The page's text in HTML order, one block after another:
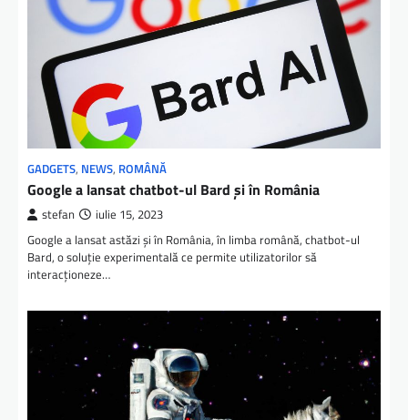
GADGETS, NEWS, ROMÂNĂ
Google a lansat chatbot-ul Bard și în România
stefan iulie 15, 2023
Google a lansat astăzi și în România, în limba română, chatbot-ul
Bard, o soluție experimentală ce permite utilizatorilor să
interacționeze…